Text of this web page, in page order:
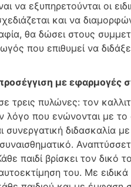
να εξυπηρετούνται οι
και να
θα δώσει στους
που επιθυμεί να
με εφαρμογές
πυλώνες: τον
λόγο που ενώνονται με το
συνεργατική διδασκαλία
παιδί βρίσκει τον δικό
του. Με